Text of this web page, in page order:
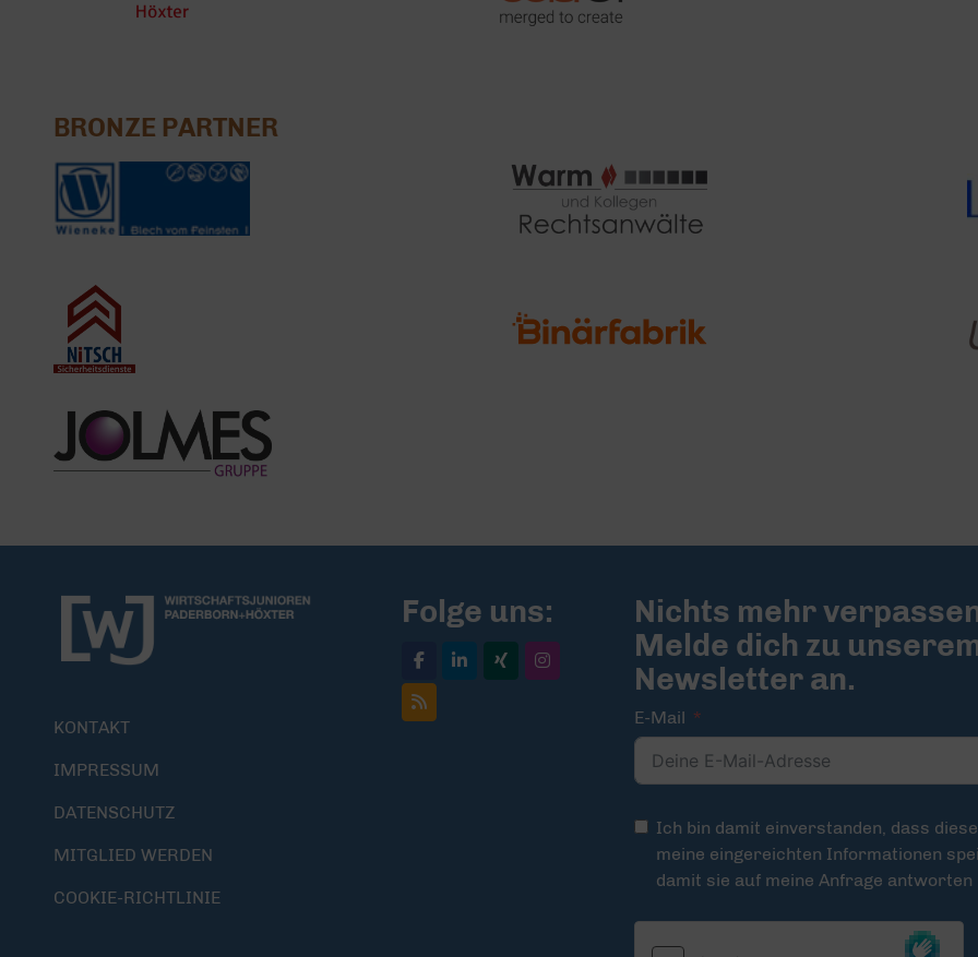
BRONZE PARTNER
KONTAKT
IMPRESSUM
DATENSCHUTZ
MITGLIED WERDEN
COOKIE-RICHTLINIE
Folge uns:
Nichts mehr
Melde dich zu
Newsletter an.
E-Mail
Ich bin damit einverstanden, dass
meine eingereichten Informationen
damit sie auf meine Anfrage antworten